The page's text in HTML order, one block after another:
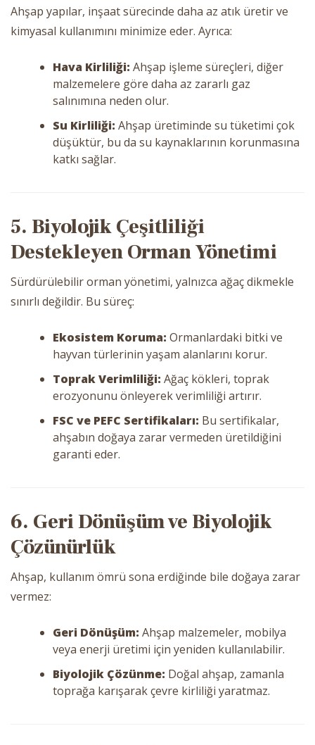
Ahşap yapılar, inşaat sürecinde daha az atık üretir ve
kimyasal kullanımını minimize eder. Ayrıca:
Hava Kirliliği: Ahşap işleme süreçleri, diğer
malzemelere göre daha az zararlı gaz
salınımına neden olur.
Su Kirliliği: Ahşap üretiminde su tüketimi çok
düşüktür, bu da su kaynaklarının korunmasına
katkı sağlar.
5. Biyolojik Çeşitliliği
Destekleyen Orman Yönetimi
Sürdürülebilir orman yönetimi, yalnızca ağaç dikmekle
sınırlı değildir. Bu süreç:
Ekosistem Koruma: Ormanlardaki bitki ve
hayvan türlerinin yaşam alanlarını korur.
Toprak Verimliliği: Ağaç kökleri, toprak
erozyonunu önleyerek verimliliği artırır.
FSC ve PEFC Sertifikaları: Bu sertifikalar,
ahşabın doğaya zarar vermeden üretildiğini
garanti eder.
6. Geri Dönüşüm ve Biyolojik
Çözünürlük
Ahşap, kullanım ömrü sona erdiğinde bile doğaya zarar
vermez:
Geri Dönüşüm: Ahşap malzemeler, mobilya
veya enerji üretimi için yeniden kullanılabilir.
Biyolojik Çözünme: Doğal ahşap, zamanla
toprağa karışarak çevre kirliliği yaratmaz.